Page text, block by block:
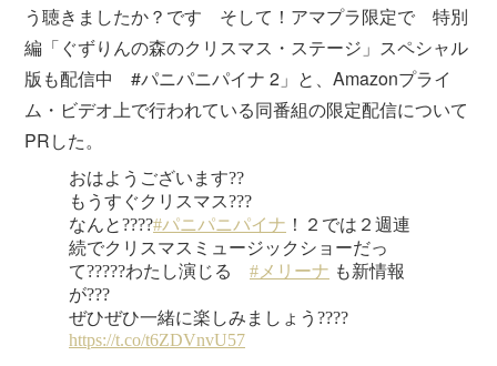
う聴きましたか？です そして！アマプラ限定で 特別
編「ぐずりんの森のクリスマス・ステージ」スペシャル
版も配信中 #パニパニパイナ 2」と、Amazonプライ
ム・ビデオ上で行われている同番組の限定配信について
PRした。